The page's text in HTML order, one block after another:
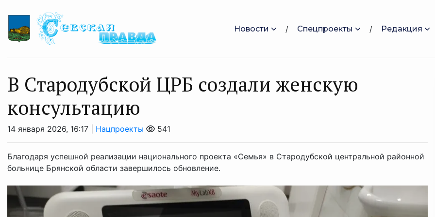
Новости Спецпроекты Редакция
В Стародубской ЦРБ создали женскую
консультацию
14 января 2026, 16:17 | Нацпроекты 541
Благодаря успешной реализации национального проекта «Семья» в Стародубской центральной районной
больнице Брянской области завершилось обновление.